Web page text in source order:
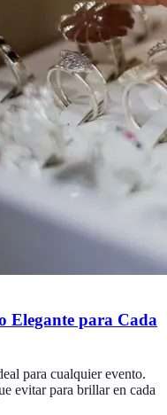
Elegante para Cada
para cualquier evento.
evitar para brillar en cada